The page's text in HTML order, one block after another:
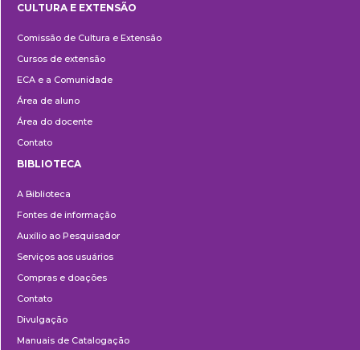
e
Extensão
CULTURA E EXTENSÃO
Comissão de Cultura e Extensão
Cursos de extensão
ECA e a Comunidade
Área de aluno
Área do docente
Contato
BIBLIOTECA
A Biblioteca
Fontes de informação
Auxílio ao Pesquisador
Serviços aos usuários
Compras e doações
Contato
Divulgação
Manuais de Catalogação